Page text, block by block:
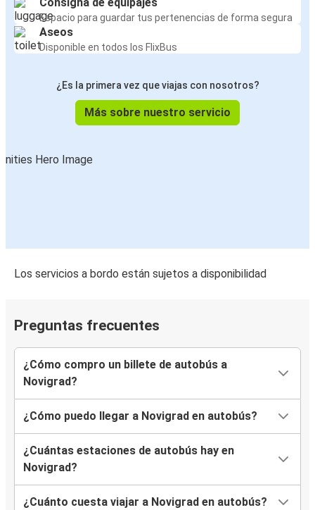
Espacio para guardar tus pertenencias de forma segura
Aseos
Disponible en todos los FlixBus
¿Es la primera vez que viajas con nosotros?
Más sobre nuestro servicio
Los servicios a bordo están sujetos a disponibilidad
Preguntas frecuentes
¿Cómo compro un billete de autobús a
Novigrad?
¿Cómo puedo llegar a Novigrad en autobús?
¿Cuántas estaciones de autobús hay en
Novigrad?
¿Cuánto cuesta viajar a Novigrad en autobús?